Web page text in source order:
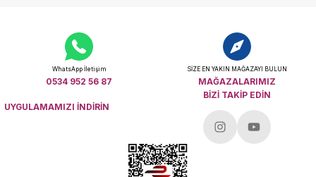
WhatsApp İletişim
0534 952 56 87
SİZE EN YAKIN MAĞAZAYI BULUN
MAĞAZALARIMIZ
UYGULAMAMIZI İNDİRİN
BİZİ TAKİP EDİN